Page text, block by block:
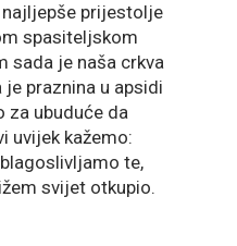
prijestolje
spasiteljskom
sada je naša crkva
praznina u apsidi
za ubuduće da
uvijek kažemo:
te,
svijet otkupio.